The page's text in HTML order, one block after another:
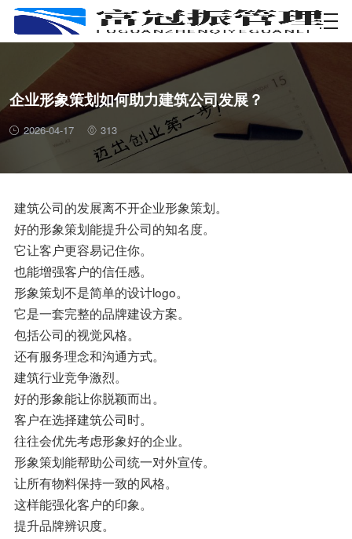
资质许可
企业形象策划如何助力建筑公司发展？
2026-04-17 313
建筑公司的发展离不开企业形象策划。
好的形象策划能提升公司的知名度。
它让客户更容易记住你。
也能增强客户的信任感。
形象策划不是简单的设计logo。
它是一套完整的品牌建设方案。
包括公司的视觉风格。
还有服务理念和沟通方式。
建筑行业竞争激烈。
好的形象能让你脱颖而出。
客户在选择建筑公司时。
往往会优先考虑形象好的企业。
形象策划能帮助公司统一对外宣传。
让所有物料保持一致的风格。
这样能强化客户的印象。
提升品牌辨识度。